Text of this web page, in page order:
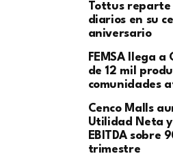
Tottus reparte
diarios en su
aniversario
FEMSA llega a
de 12 mil
comunidades
Cenco Malls
Utilidad Neta
EBITDA sobre
trimestre